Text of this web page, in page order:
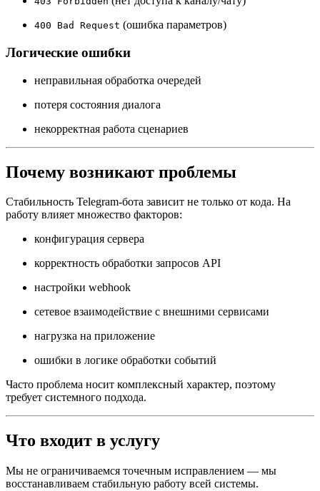
400 Bad Request (ошибка параметров)
Логические ошибки
неправильная обработка очередей
потеря состояния диалога
некорректная работа сценариев
Почему возникают проблемы
Стабильность Telegram-бота зависит не только от кода. На
работу влияет множество факторов:
конфигурация сервера
корректность обработки запросов API
настройки webhook
сетевое взаимодействие с внешними сервисами
нагрузка на приложение
ошибки в логике обработки событий
Часто проблема носит комплексный характер, поэтому
требует системного подхода.
Что входит в услугу
Мы не ограничиваемся точечным исправлением — мы
восстанавливаем стабильную работу всей системы.